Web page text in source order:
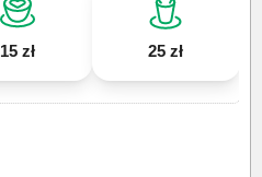
15 zł 25 zł